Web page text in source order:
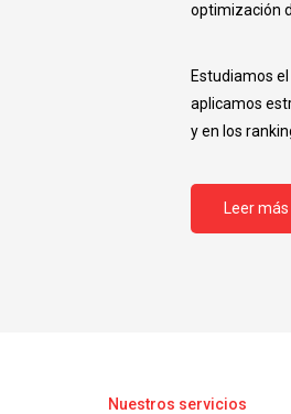
optimización
Estudiamos
aplicamos
y en los
Leer más
Nuestros servicios